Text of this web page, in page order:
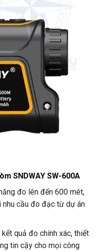
SNDWAY SW-600A
đo lên đến 600 mét,
cầu đo đạc từ dự án
kết quả đo chính xác, thiết
tin cậy cho mọi công